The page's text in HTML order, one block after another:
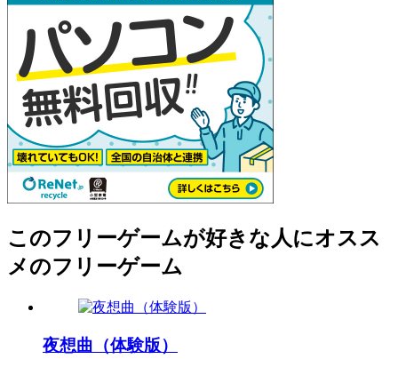
このフリーゲームが好きな人にオスス
メのフリーゲーム
夜想曲（体験版）